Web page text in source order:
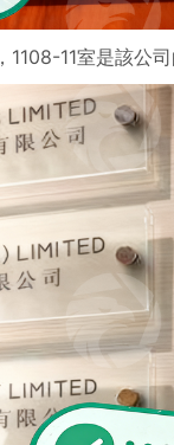
11室是該公司